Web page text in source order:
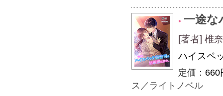
一途な
[著者] 椎
ハイスペ
定価： 660
ス ／ ライトノベル